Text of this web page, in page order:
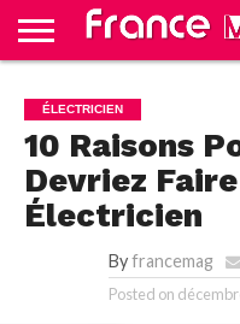
FROM
FRANCE
HOME
TEST
SLIDE
ÉLECTRICIEN
10 Raisons
Devriez
Électricien
By francemag
Posted on